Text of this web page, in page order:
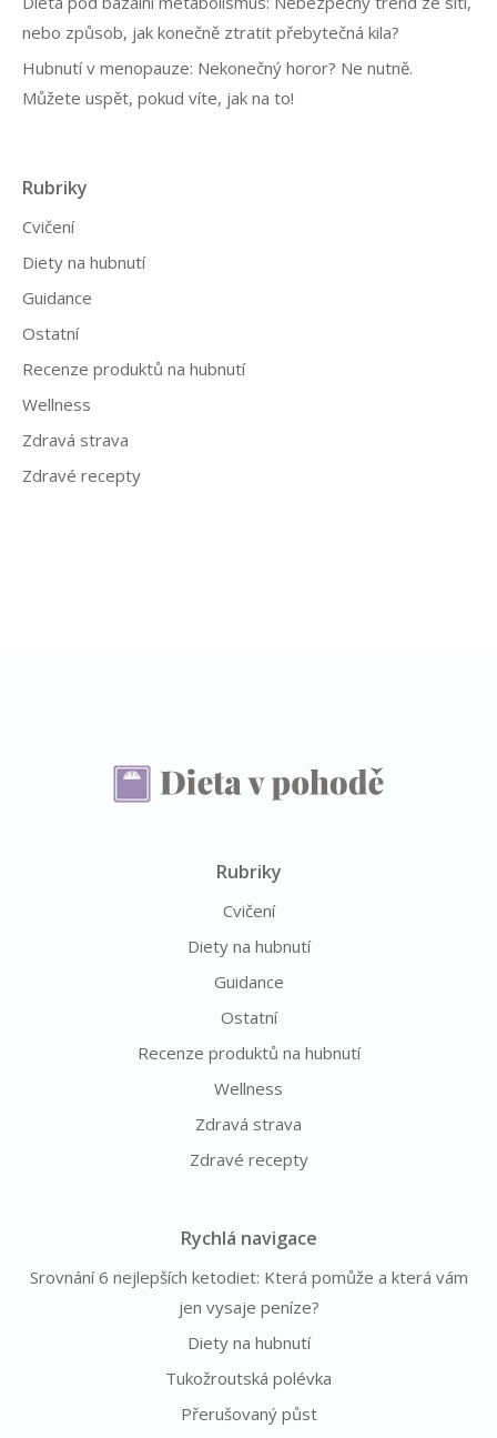
nebo způsob, jak konečně ztratit přebytečná kila?
Hubnutí v menopauze: Nekonečný horor? Ne nutně.
Můžete uspět, pokud víte, jak na to!
Rubriky
Cvičení
Diety na hubnutí
Guidance
Ostatní
Recenze produktů na hubnutí
Wellness
Zdravá strava
Zdravé recepty
Rubriky
Cvičení
Diety na hubnutí
Guidance
Ostatní
Recenze produktů na hubnutí
Wellness
Zdravá strava
Zdravé recepty
Rychlá navigace
Srovnání 6 nejlepších ketodiet: Která pomůže a která vám
jen vysaje peníze?
Diety na hubnutí
Tukožroutská polévka
Přerušovaný půst